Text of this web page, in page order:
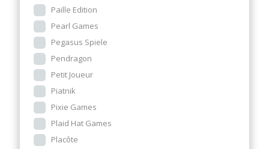
Paille Edition
Pearl Games
Pegasus Spiele
Pendragon
Petit Joueur
Piatnik
Pixie Games
Plaid Hat Games
Placôte